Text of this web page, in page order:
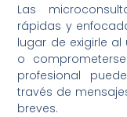
Las
rápidas y
lugar de exigirle
o
profesional
través de
breves.